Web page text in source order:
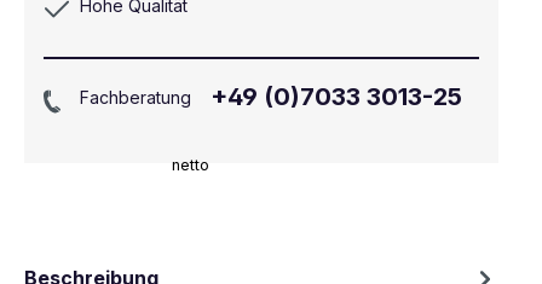
netto
Hohe Qualität
Fachberatung +49 (0)7033 3013-25
Beschreibung